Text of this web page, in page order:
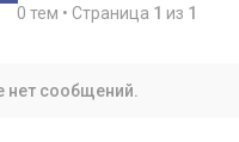
0 тем • Страница 1 из 1
нет сообщений.